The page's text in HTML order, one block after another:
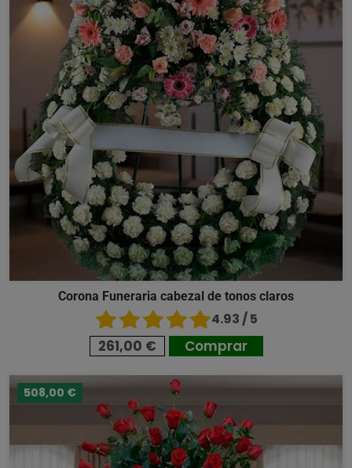
Corona Funeraria cabezal de tonos claros
4.93 / 5
261,00 € Comprar
508,00 €